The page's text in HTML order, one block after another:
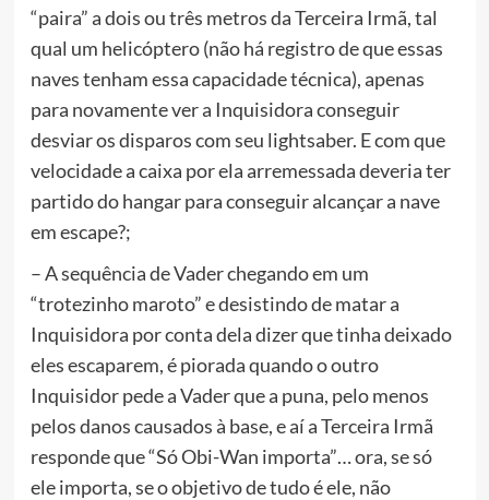
“paira” a dois ou três metros da Terceira Irmã, tal
qual um helicóptero (não há registro de que essas
naves tenham essa capacidade técnica), apenas
para novamente ver a Inquisidora conseguir
desviar os disparos com seu lightsaber. E com que
velocidade a caixa por ela arremessada deveria ter
partido do hangar para conseguir alcançar a nave
em escape?;
– A sequência de Vader chegando em um
“trotezinho maroto” e desistindo de matar a
Inquisidora por conta dela dizer que tinha deixado
eles escaparem, é piorada quando o outro
Inquisidor pede a Vader que a puna, pelo menos
pelos danos causados à base, e aí a Terceira Irmã
responde que “Só Obi-Wan importa”… ora, se só
ele importa, se o objetivo de tudo é ele, não